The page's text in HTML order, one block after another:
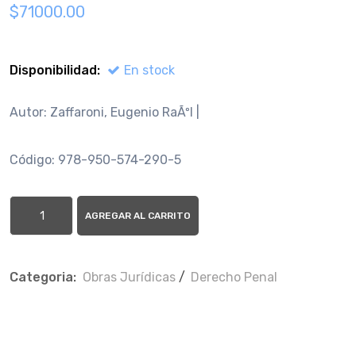
$71000.00
Disponibilidad: En stock
Autor: Zaffaroni, Eugenio RaÃºl |
Código: 978-950-574-290-5
AGREGAR AL CARRITO
Categoria: Obras Jurí­dicas / Derecho Penal